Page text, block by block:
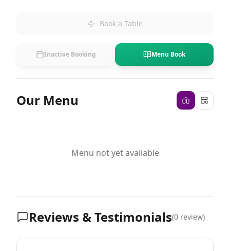
Book a Table
Inactive Booking Menu Book
Our Menu
Menu not yet available
Reviews & Testimonials(0 review)